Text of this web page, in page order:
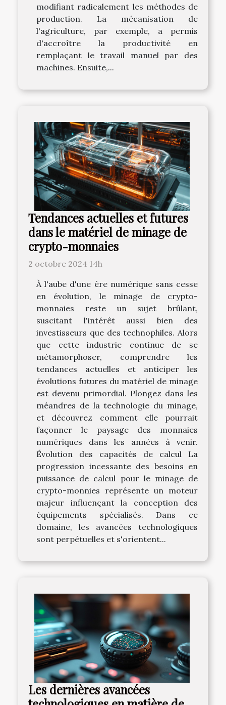
modifiant radicalement les méthodes de
production. La mécanisation de
l'agriculture, par exemple, a permis
d'accroître la productivité en
remplaçant le travail manuel par des
machines. Ensuite,...
Tendances actuelles et futures
dans le matériel de minage de
crypto-monnaies
2 octobre 2024 14h
À l'aube d'une ère numérique sans cesse
en évolution, le minage de crypto-
monnaies reste un sujet brûlant,
suscitant l'intérêt aussi bien des
investisseurs que des technophiles. Alors
que cette industrie continue de se
métamorphoser, comprendre les
tendances actuelles et anticiper les
évolutions futures du matériel de minage
est devenu primordial. Plongez dans les
méandres de la technologie du minage,
et découvrez comment elle pourrait
façonner le paysage des monnaies
numériques dans les années à venir.
Évolution des capacités de calcul La
progression incessante des besoins en
puissance de calcul pour le minage de
crypto-monnies représente un moteur
majeur influençant la conception des
équipements spécialisés. Dans ce
domaine, les avancées technologiques
sont perpétuelles et s'orientent...
Les dernières avancées